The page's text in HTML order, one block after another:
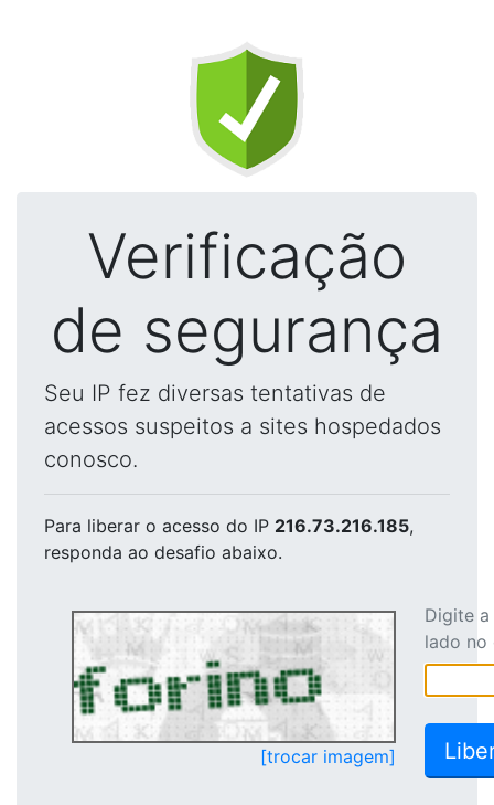
Verificação
de segurança
Seu IP fez diversas tentativas de
acessos suspeitos a sites hospedados
conosco.
Para liberar o acesso do IP 216.73.216.185,
responda ao desafio abaixo.
[trocar imagem]
Digite
lado no